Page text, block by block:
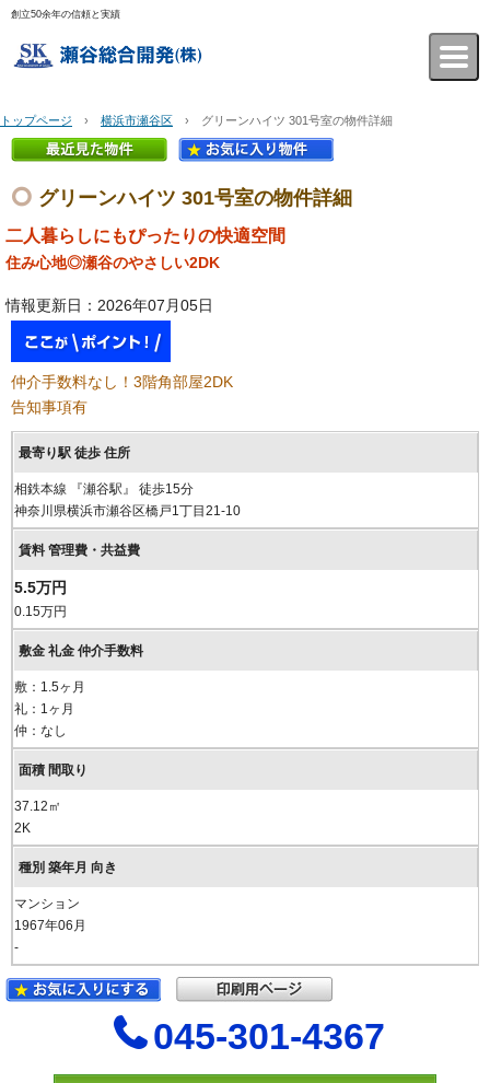
創立50余年の信頼と実績
トップページ › 横浜市瀬谷区 › グリーンハイツ 301号室の物件詳細
グリーンハイツ 301号室の物件詳細
二人暮らしにもぴったりの快適空間
住み心地◎瀬谷のやさしい2DK
情報更新日：2026年07月05日
仲介手数料なし！3階角部屋2DK
告知事項有
相鉄本線 『瀬谷駅』 徒歩15分
神奈川県横浜市瀬谷区橋戸1丁目21-10
5.5万円
0.15万円
敷：1.5ヶ月
礼：1ヶ月
仲：なし
37.12㎡
2K
マンション
1967年06月
-
045-301-4367